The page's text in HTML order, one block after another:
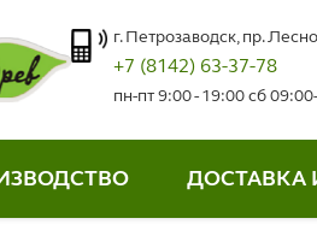
г. Петрозаводск, пр.
+7 (8142) 63-37-78
пн-пт 9:00 - 19:00 сб
ДОСТАВКА